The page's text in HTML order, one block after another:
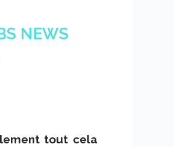
NEWS
tout cela